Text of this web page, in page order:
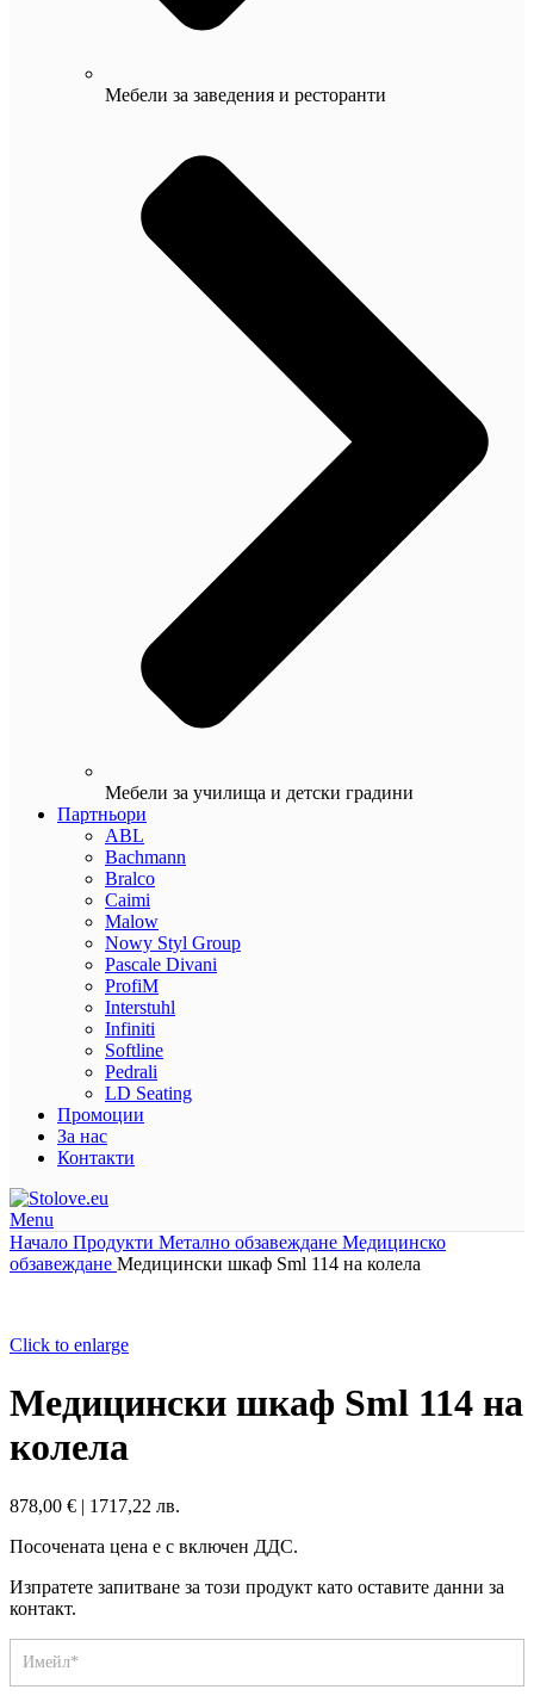
Мебели за заведения и ресторанти
Мебели за училища и детски градини
Партньори
ABL
Bachmann
Bralco
Caimi
Malow
Nowy Styl Group
Pascale Divani
ProfiM
Interstuhl
Infiniti
Softline
Pedrali
LD Seating
Промоции
За нас
Контакти
Menu
Начало Продукти Метално обзавеждане Медицинско
обзавеждане Медицински шкаф Sml 114 на колела
Click to enlarge
Медицински шкаф Sml 114 на
колела
878,00 € | 1717,22 лв.
Посочената цена е с включен ДДС.
Изпратете запитване за този продукт като оставите данни за
контакт.
you
are